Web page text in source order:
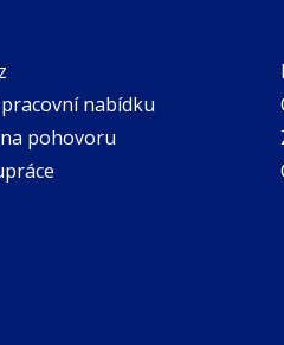
nabídku
pohovoru